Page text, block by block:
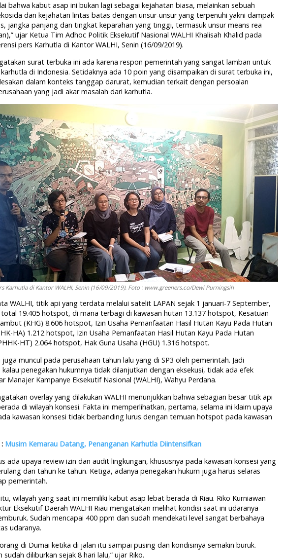
bahwa kabut asap ini bukan lagi sebagai kejahatan biasa, melainkan sebuah
dan kejahatan lintas batas dengan unsur-unsur yang terpenuhi yakni dampak
jangka panjang dan tingkat keparahan yang tinggi, termasuk unsur means rea
ujar Ketua Tim Adhoc Politik Eksekutif Nasional WALHI Khalisah Khalid pada
pers Karhutla di Kantor WALHI, Senin (16/09/2019).
surat terbuka ini ada karena respon pemerintah yang sangat lamban untuk
di Indonesia. Setidaknya ada 10 poin yang disampaikan di surat terbuka ini,
dalam konteks tanggap darurat, kemudian terkait dengan persoalan
yang jadi akar masalah dari karhutla.
Karhutla di Kantor WALHI, Senin (16/09/2019). Foto : www.greeners.co/Dewi Purningsih
WALHI, titik api yang terdata melalui satelit LAPAN sejak 1 januari-7 September,
19.405 hotspot, di mana terbagi di kawasan hutan 13.137 hotspot, Kesatuan
(KHG) 8.606 hotspot, Izin Usaha Pemanfaatan Hasil Hutan Kayu Pada Hutan
HA) 1.212 hotspot, Izin Usaha Pemanfaatan Hasil Hutan Kayu Pada Hutan
HT) 2.064 hotspot, Hak Guna Usaha (HGU) 1.316 hotspot.
juga muncul pada perusahaan tahun lalu yang di SP3 oleh pemerintah. Jadi
kalau penegakan hukumnya tidak dilanjutkan dengan eksekusi, tidak ada efek
Manajer Kampanye Eksekutif Nasional (WALHI), Wahyu Perdana.
overlay yang dilakukan WALHI menunjukkan bahwa sebagian besar titik api
di wilayah konsesi. Fakta ini memperlihatkan, pertama, selama ini klaim upaya
kawasan konsesi tidak berbanding lurus dengan temuan hotspot pada kawasan
Musim Kemarau Datang, Penanganan Karhutla Diintensifkan
ada upaya review izin dan audit lingkungan, khususnya pada kawasan konsesi yang
dari tahun ke tahun. Ketiga, adanya penegakan hukum juga harus selaras
pemerintah.
wilayah yang saat ini memiliki kabut asap lebat berada di Riau. Riko Kurniawan
Eksekutif Daerah WALHI Riau mengatakan melihat kondisi saat ini udaranya
Sudah mencapai 400 ppm dan sudah mendekati level sangat berbahaya
udaranya.
di Dumai ketika di jalan itu sampai pusing dan kondisinya semakin buruk.
sudah diliburkan sejak 8 hari lalu,” ujar Riko.